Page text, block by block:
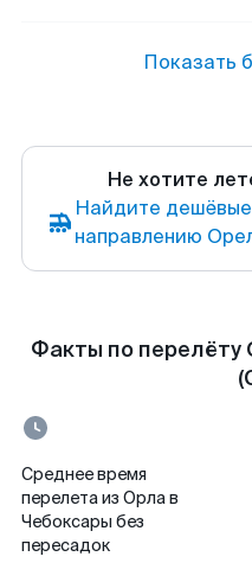
Показать
Не хотите
Найдите
направлению
Факты по перелёту
Среднее время
перелета из Орла в
Чебоксары без
пересадок